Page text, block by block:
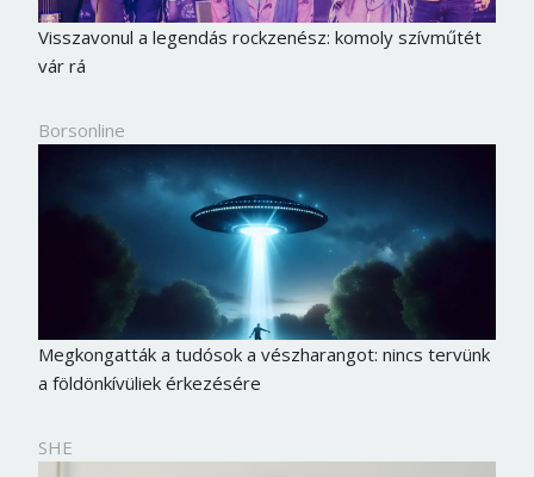
Visszavonul a legendás rockzenész: komoly szívműtét
vár rá
Borsonline
Megkongatták a tudósok a vészharangot: nincs tervünk
a földönkívüliek érkezésére
SHE